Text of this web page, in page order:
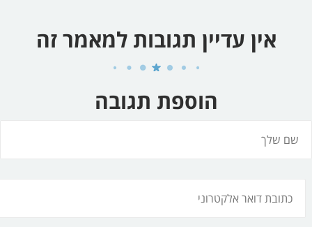
אין עדיין תגובות למאמר זה
הוספת תגובה